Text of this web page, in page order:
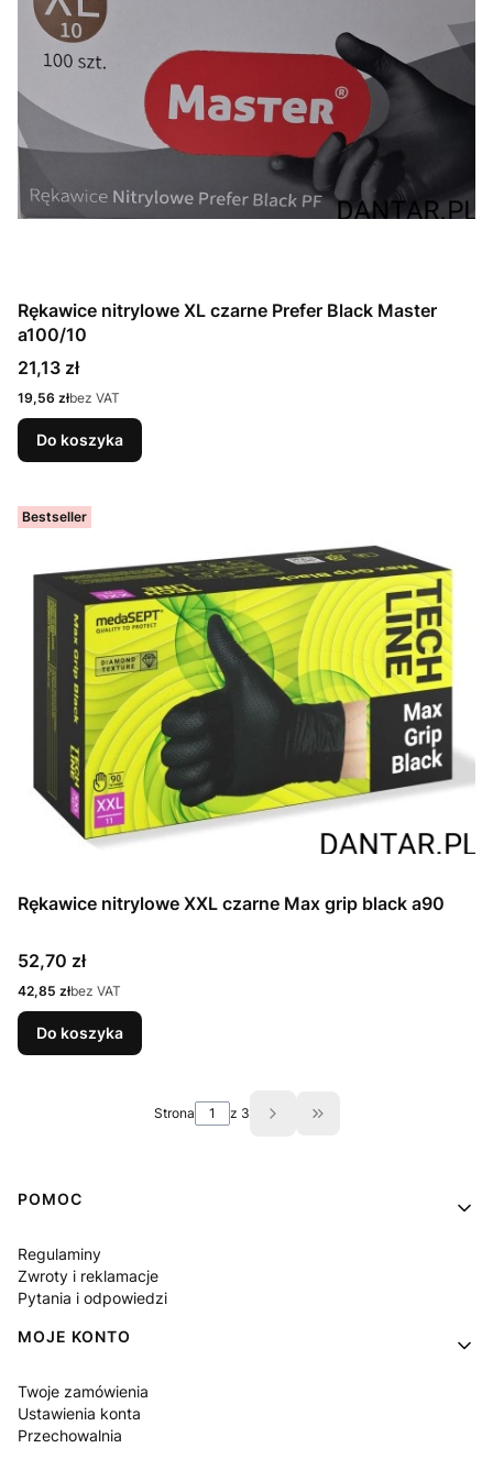
Rękawice nitrylowe XL czarne Prefer Black Master
a100/10
Cena
21,13 zł
Cena
19,56 złbez VAT
Do koszyka
Bestseller
Rękawice nitrylowe XXL czarne Max grip black a90
Cena
52,70 zł
Cena
42,85 złbez VAT
Do koszyka
Strona z 3 Przejdź do ostatniej
Linki w stopce
POMOC
Regulaminy
Zwroty i reklamacje
Pytania i odpowiedzi
MOJE KONTO
Twoje zamówienia
Ustawienia konta
Przechowalnia